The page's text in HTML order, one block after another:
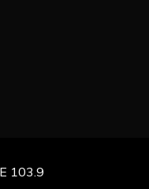
103.9